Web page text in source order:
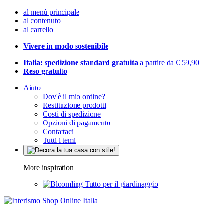
al menù principale
al contenuto
al carrello
Vivere in modo sostenibile
Italia: spedizione standard gratuita a partire da € 59,90
Reso gratuito
Aiuto
Dov'è il mio ordine?
Restituzione prodotti
Costi di spedizione
Opzioni di pagamento
Contattaci
Tutti i temi
More inspiration
Tutto per il giardinaggio